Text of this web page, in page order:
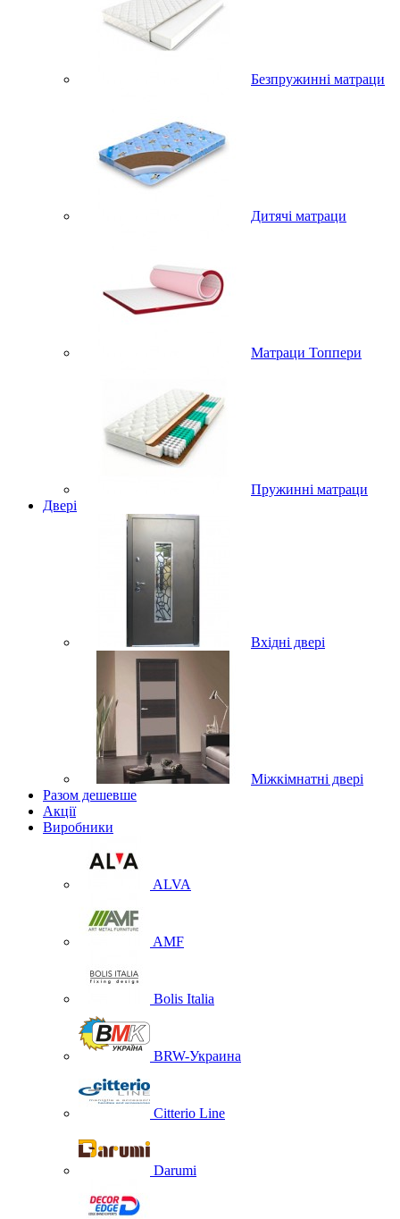
Безпружинні матраци
Дитячі матраци
Матраци Топпери
Пружинні матраци
Двері
Вхідні двері
Міжкімнатні двері
Разом дешевше
Акції
Виробники
ALVA
AMF
Bolis Italia
BRW-Украина
Citterio Line
Darumi